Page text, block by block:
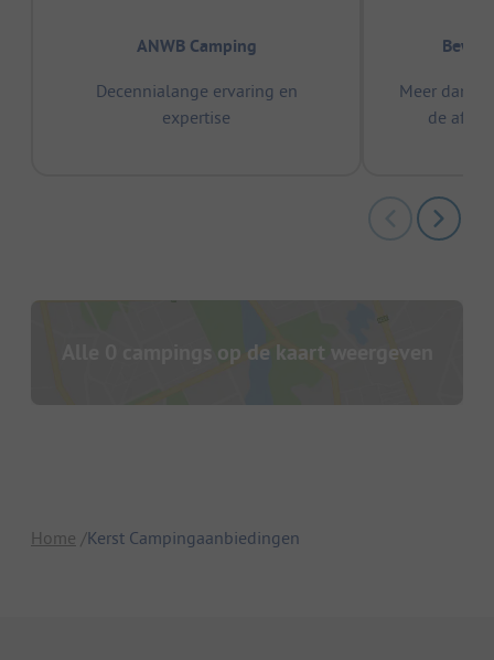
ANWB Camping
Decennialange ervaring en
expertise
Meer dan
de
Alle 0 campings op de kaart weergeven
Home Kerst Campingaanbiedingen